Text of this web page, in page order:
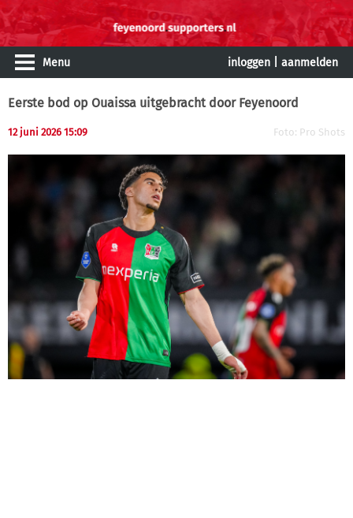
Menu inloggen aanmelden
Eerste bod op Ouaissa uitgebracht door Feyenoord
12 juni 2026 15:09 Foto: Pro Shots